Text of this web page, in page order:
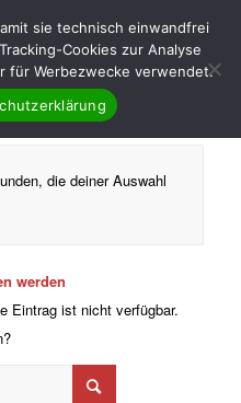
die deiner Auswahl
werden
Eintrag ist nicht verfügbar.
sie technisch einwandfrei
Cookies zur Analyse
für Werbezwecke verwendet.